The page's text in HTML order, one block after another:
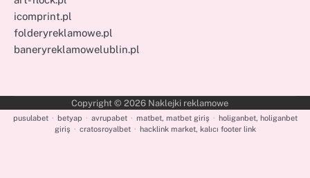
icomprint.pl
folderyreklamowe.pl
baneryreklamowelublin.pl
Copyright © 2026 Naklejki reklamowe
pusulabet · betyap · avrupabet · matbet, matbet giriş · holiganbet, holiganbet
giriş · cratosroyalbet · hacklink market, kalıcı footer link